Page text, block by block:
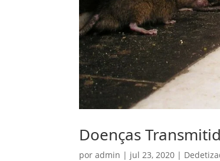
Doenças
poradmin | jul 23, 2020 |